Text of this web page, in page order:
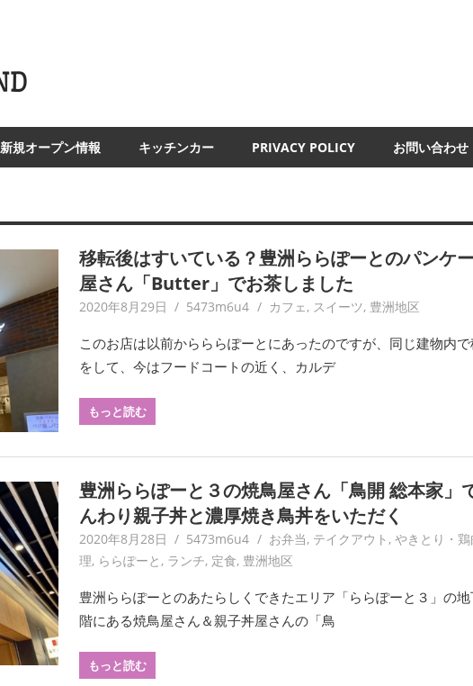
新規オープン情報 キッチンカー PRIVACY POLICY お問い合わせ
移転後はすいている？豊洲ららぽーとのパンケ
屋さん「Butter」でお茶しました
2020年8月29日 5473m6u4 カフェ , スイーツ, 豊洲地区
このお店は以前からららぽーとにあったのですが、同じ建物内
をして、今はフードコートの近く、カルデ
もっと読む
豊洲ららぽーと３の焼鳥屋さん「鳥開 総本家」
んわり親子丼と濃厚焼き鳥丼をいただく
2020年8月28日 5473m6u4 お弁当, テイクアウト , やきとり・
理, ららぽーと , ランチ, 定食, 豊洲地区
豊洲ららぽーとのあたらしくできたエリア「ららぽーと３」の地
階にある焼鳥屋さん＆親子丼屋さんの「鳥
もっと読む